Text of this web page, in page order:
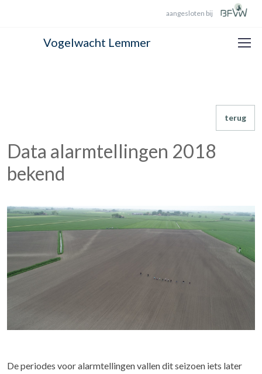
aangesloten bij
Vogelwacht Lemmer
terug
Data alarmtellingen 2018
bekend
De periodes voor alarmtellingen vallen dit seizoen iets later